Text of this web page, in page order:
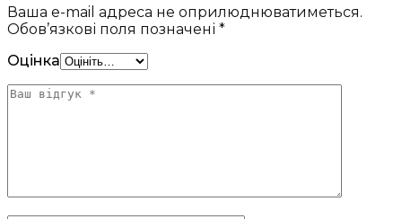
Ваша e-mail адреса не оприлюднюватиметься.
Обов’язкові поля позначені *
Оцінка